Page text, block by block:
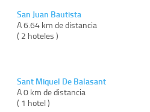
San Juan Bautista
A 6.64 km de distancia
( 2 hoteles )
Sant Miquel De Balasant
A 0 km de distancia
( 1 hotel )